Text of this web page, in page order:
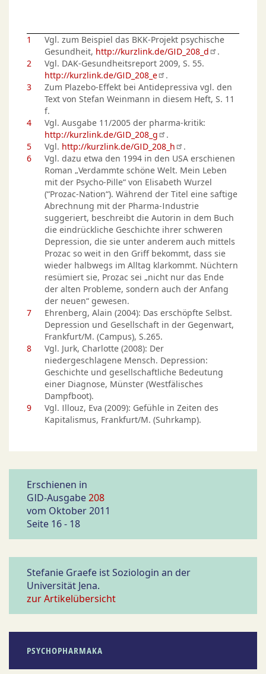
1
Vgl. zum Beispiel das BKK-Projekt psychische
Gesundheit, http://kurzlink.de/GID_208_d
.
2
Vgl. DAK-Gesundheitsreport 2009, S. 55.
http://kurzlink.de/GID_208_e
.
3
Zum Plazebo-Effekt bei Antidepressiva vgl. den
Text von Stefan Weinmann in diesem Heft, S. 11
f.
4
Vgl. Ausgabe 11/2005 der pharma-kritik:
http://kurzlink.de/GID_208_g
.
5
Vgl. http://kurzlink.de/GID_208_h
.
6
Vgl. dazu etwa den 1994 in den USA erschienen
Roman „Verdammte schöne Welt. Mein Leben
mit der Psycho-Pille“ von Elisabeth Wurzel
(“Prozac-Nation“). Während der Titel eine saftige
Abrechnung mit der Pharma-Industrie
suggeriert, beschreibt die Autorin in dem Buch
die eindrückliche Geschichte ihrer schweren
Depression, die sie unter anderem auch mittels
Prozac so weit in den Griff bekommt, dass sie
wieder halbwegs im Alltag klarkommt. Nüchtern
resümiert sie, Prozac sei „nicht nur das Ende
der alten Probleme, sondern auch der Anfang
der neuen“ gewesen.
7
Ehrenberg, Alain (2004): Das erschöpfte Selbst.
Depression und Gesellschaft in der Gegenwart,
Frankfurt/M. (Campus), S.265.
8
Vgl. Jurk, Charlotte (2008): Der
niedergeschlagene Mensch. Depression:
Geschichte und gesellschaftliche Bedeutung
einer Diagnose, Münster (Westfälisches
Dampfboot).
9
Vgl. Illouz, Eva (2009): Gefühle in Zeiten des
Kapitalismus, Frankfurt/M. (Suhrkamp).
Erschienen in
GID-Ausgabe208
vom Oktober 2011
Seite 16 - 18
Stefanie Graefe ist Soziologin an der
Universität Jena.
zur Artikelübersicht
PSYCHOPHARMAKA